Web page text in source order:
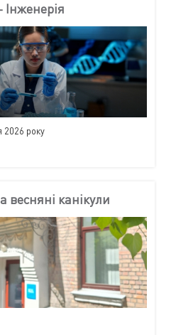
2026 року
весняні канікули